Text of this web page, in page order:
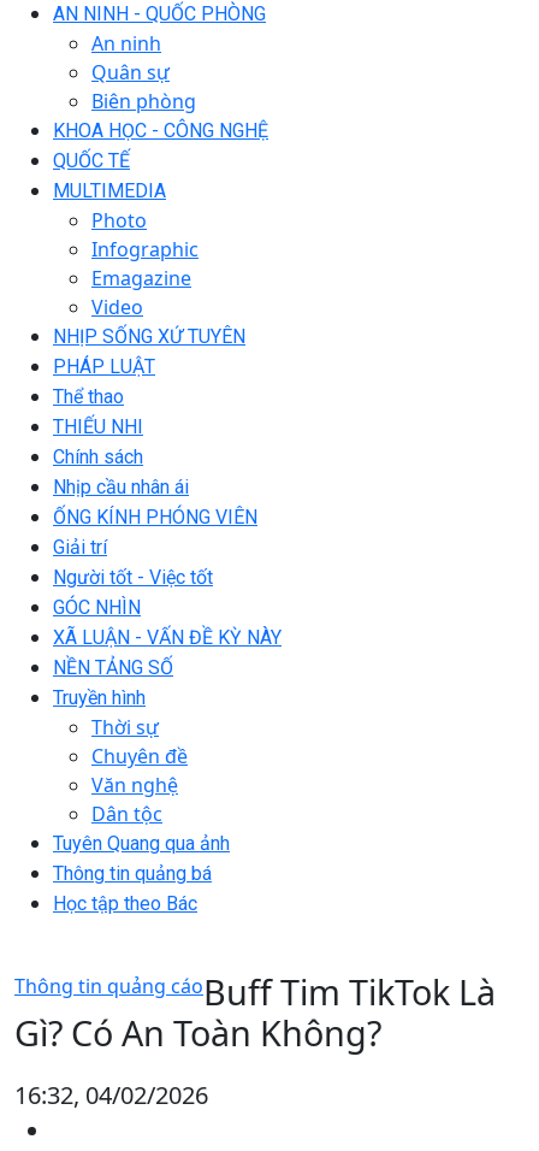
AN NINH - QUỐC PHÒNG
An ninh
Quân sự
Biên phòng
KHOA HỌC - CÔNG NGHỆ
QUỐC TẾ
MULTIMEDIA
Photo
Infographic
Emagazine
Video
NHỊP SỐNG XỨ TUYÊN
PHÁP LUẬT
Thể thao
THIẾU NHI
Chính sách
Nhịp cầu nhân ái
ỐNG KÍNH PHÓNG VIÊN
Giải trí
Người tốt - Việc tốt
GÓC NHÌN
XÃ LUẬN - VẤN ĐỀ KỲ NÀY
NỀN TẢNG SỐ
Truyền hình
Thời sự
Chuyên đề
Văn nghệ
Dân tộc
Tuyên Quang qua ảnh
Thông tin quảng bá
Học tập theo Bác
Thông tin quảng cáoBuff Tim TikTok Là
Gì? Có An Toàn Không?
16:32, 04/02/2026